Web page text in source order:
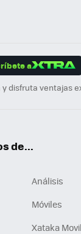
a
y disfruta ventajas
de...
Análisis
Móviles
Xataka